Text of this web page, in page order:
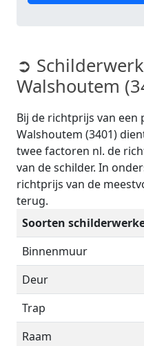
➲
Walshoutem
Bij de richtprijs van
Walshoutem (3401)
twee factoren nl. de
van de schilder. In
richtprijs van de
terug.
Soorten
Binnenmuur
Deur
Trap
Raam